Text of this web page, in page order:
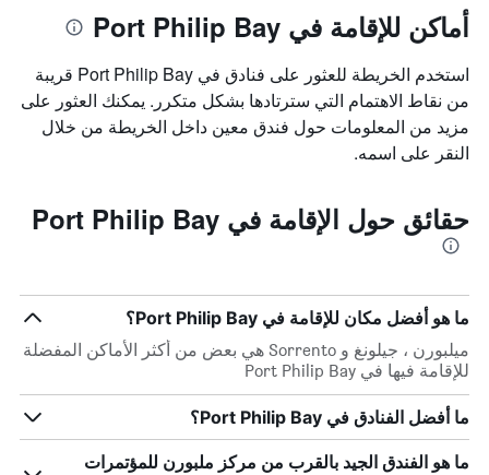
أماكن للإقامة في Port Philip Bay
استخدم الخريطة للعثور على فنادق في Port Philip Bay قريبة
من نقاط الاهتمام التي سترتادها بشكل متكرر. يمكنك العثور على
مزيد من المعلومات حول فندق معين داخل الخريطة من خلال
النقر على اسمه.
حقائق حول الإقامة في Port Philip Bay
ما هو أفضل مكان للإقامة في Port Philip Bay؟
ميلبورن ، جيلونغ و Sorrento هي بعض من أكثر الأماكن المفضلة
للإقامة فيها في Port Philip Bay
ما أفضل الفنادق في Port Philip Bay؟
ما هو الفندق الجيد بالقرب من مركز ملبورن للمؤتمرات